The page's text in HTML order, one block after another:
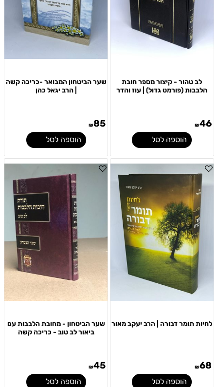
לב טהור - קיצור מספר חובת
הלבבות (פורמט גדול) | עוז והדר
₪46
הוספה לסל
שער הביטחון המבואר -כריכה קשה
| הרב יגאל כהן
₪85
הוספה לסל
לחיות תומר דבורה | הרב יעקב מאור
₪68
הוספה לסל
שער הביטחון - מחובת הלבבות עם
ביאור לב טוב - כריכה קשה
₪45
הוספה לסל